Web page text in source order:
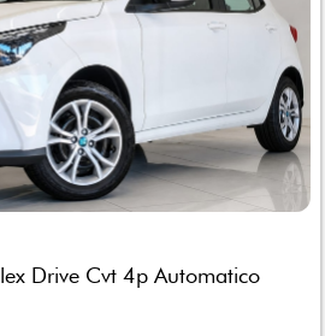
Drive Cvt 4p Automatico